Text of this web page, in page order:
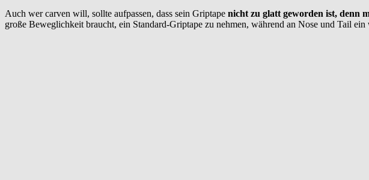
Auch wer carven will, sollte aufpassen, dass sein Griptape nicht zu glatt geworden ist, denn
große Beweglichkeit braucht, ein Standard-Griptape zu nehmen, während an Nose und Tail ein